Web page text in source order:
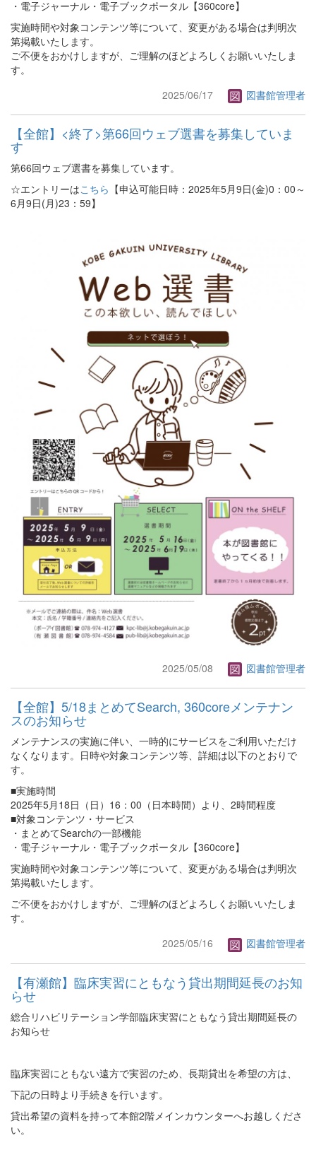
・電子ジャーナル・電子ブックポータル【360core】
実施時間や対象コンテンツ等について、変更がある場合は判明次
第掲載いたします。
ご不便をおかけしますが、ご理解のほどよろしくお願いいたしま
す。
2025/06/17
図書館管理者
【全館】<終了>第66回ウェブ選書を募集していま
す
第66回ウェブ選書を募集しています。
☆エントリーはこちら 【申込可能日時：2025年5月9日(金)0：00～
6月9日(月)23：59】
2025/05/08 図書館管理者
【全館】5/18まとめてSearch, 360coreメンテナン
スのお知らせ
メンテナンスの実施に伴い、一時的にサービスをご利用いただけ
なくなります。日時や対象コンテンツ等、詳細は以下のとおりで
す。
■実施時間
2025年5月18日（日）16：00（日本時間）より、2時間程度
■対象コンテンツ・サービス
・まとめてSearchの一部機能
・電子ジャーナル・電子ブックポータル【360core】
実施時間や対象コンテンツ等について、変更がある場合は判明次
第掲載いたします。
ご不便をおかけしますが、ご理解のほどよろしくお願いいたしま
す。
2025/05/16
図書館管理者
【有瀬館】臨床実習にともなう貸出期間延長のお知
らせ
総合リハビリテーション学部臨床実習にともなう貸出期間延長の
お知らせ
臨床実習にともない遠方で実習のため、長期貸出を希望の方は、
下記の日時より手続きを行います。
貸出希望の資料を持って本館2階メインカウンターへお越しくださ
い。